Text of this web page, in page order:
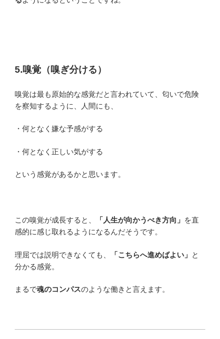
5.嗅覚（嗅ぎ分ける）
嗅覚は最も原始的な感覚だと言われていて、匂いで危険
を察知するように、人間にも、
・何となく嫌な予感がする
・何となく正しい気がする
という感覚があるかと思います。
この嗅覚が成長すると、 「人生が向かうべき方向」 を直
感的に感じ取れるようになるんだそうです。
理屈では説明できなくても、 「こちらへ進めばよい」 と
分かる感覚。
まるで魂のコンパスのような働きと言えます。